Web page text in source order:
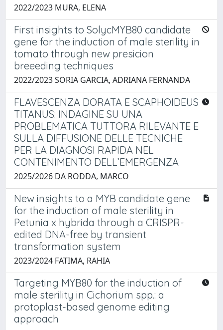
2022/2023 MURA, ELENA
First insights to SolycMYB80 candidate
gene for the induction of male sterility in
tomato through new presicion
breeeding techniques
2022/2023 SORIA GARCIA, ADRIANA FERNANDA
FLAVESCENZA DORATA E SCAPHOIDEUS
TITANUS: INDAGINE SU UNA
PROBLEMATICA TUTTORA RILEVANTE E
SULLA DIFFUSIONE DELLE TECNICHE
PER LA DIAGNOSI RAPIDA NEL
CONTENIMENTO DELL’EMERGENZA
2025/2026 DA RODDA, MARCO
New insights to a MYB candidate gene
for the induction of male sterility in
Petunia x hybrida through a CRISPR-
edited DNA-free by transient
transformation system
2023/2024 FATIMA, RAHIA
Targeting MYB80 for the induction of
male sterility in Cichorium spp.: a
protoplast-based genome editing
approach